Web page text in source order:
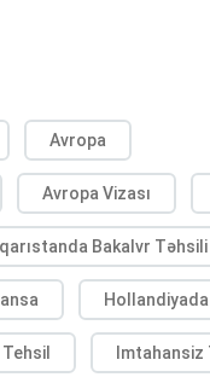
Avropa
Avropa Vizası
Bakalvr Təhsili
Hollandiyada
Imtahansiz